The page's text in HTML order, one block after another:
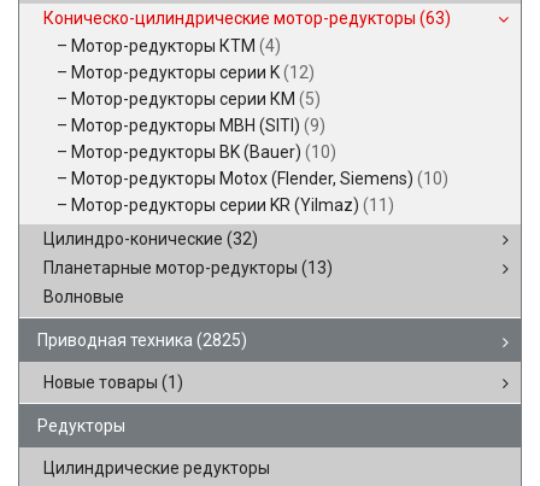
Коническо-цилиндрические мотор-редукторы (63)
Мотор-редукторы КТМ (4)
Мотор-редукторы серии K(12)
Мотор-редукторы серии КМ (5)
Мотор-редукторы MBH (SITI) (9)
Мотор-редукторы BK (Bauer) (10)
Мотор-редукторы Motox (Flender, Siemens) (10)
Мотор-редукторы серии KR (Yilmaz) (11)
Цилиндро-конические (32)
Планетарные мотор-редукторы (13)
Волновые
Приводная техника (2825)
Новые товары (1)
Редукторы
Цилиндрические редукторы